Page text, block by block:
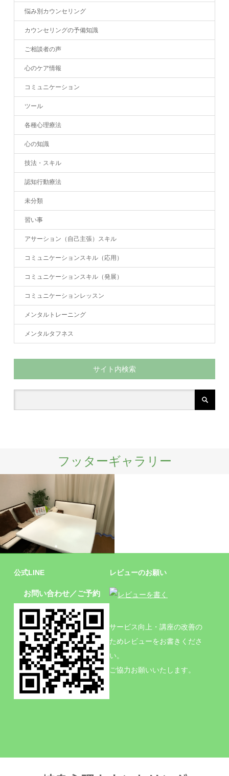
悩み別カウンセリング
カウンセリングの予備知識
ご相談者の声
心のケア情報
コミュニケーション
ツール
各種心理療法
心の知識
技法・スキル
認知行動療法
未分類
習い事
アサーション（自己主張）スキル
コミュニケーションスキル（応用）
コミュニケーションスキル（発展）
コミュニケーションレッスン
メンタルトレーニング
メンタルタフネス
サイト内検索
フッターギャラリー
施設
公式LINE
お問い合わせ／ご予約
レビューのお願い
サービス向上・講座の改善の
ためレビューをお書きくださ
い。
ご協力お願いいたします。